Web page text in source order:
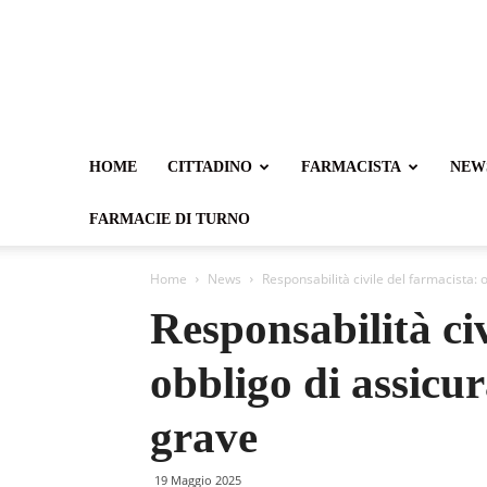
HOME CITTADINO FARMACISTA
FARMACIE DI TURNO
Home News Responsabilità civile del farmacista:
Responsabilità
obbligo di
grave
19 Maggio 2025